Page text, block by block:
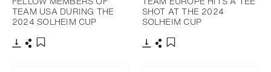
TEAM USA DURING THE
2024 SOLHEIM CUP
SHOT AT THE 2024
SOLHEIM CUP